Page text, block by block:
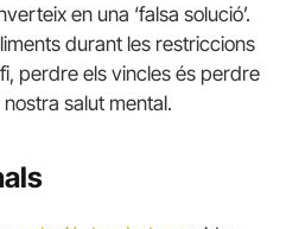
en una ‘falsa solució’.
durant les restriccions
perdre els vincles és perdre
salut mental.